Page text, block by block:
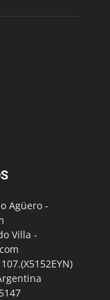
Agüero -
Villa -